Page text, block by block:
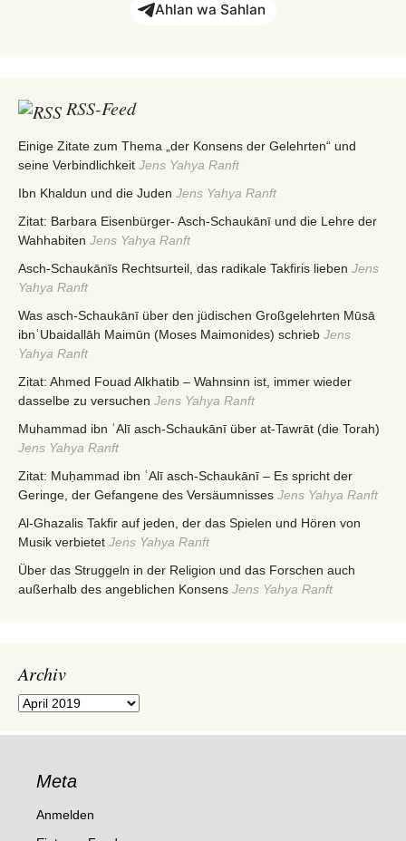
Ahlan wa Sahlan
RSS-Feed
Einige Zitate zum Thema „der Konsens der Gelehrten“ und
seine Verbindlichkeit Jens Yahya Ranft
Ibn Khaldun und die Juden Jens Yahya Ranft
Zitat: Barbara Eisenbürger- Asch-Schaukānī und die Lehre der
Wahhabiten Jens Yahya Ranft
Asch-Schaukānīs Rechtsurteil, das radikale Takfiris lieben Jens
Yahya Ranft
Was asch-Schaukānī über den jüdischen Großgelehrten Mūsā
ibnʿUbaidallāh Maimūn (Moses Maimonides) schrieb Jens
Yahya Ranft
Zitat: Ahmed Fouad Alkhatib – Wahnsinn ist, immer wieder
dasselbe zu versuchen Jens Yahya Ranft
Muhammad ibn ʿAlī asch-Schaukānī über at-Tawrāt (die Torah)
Jens Yahya Ranft
Zitat: Muḥammad ibn ʿAlī asch-Schaukānī – Es spricht der
Geringe, der Gefangene des Versäumnisses Jens Yahya Ranft
Al-Ghazalis Takfir auf jeden, der das Spielen und Hören von
Musik verbietet Jens Yahya Ranft
Über das Struggeln in der Religion und das Forschen auch
außerhalb des angeblichen Konsens Jens Yahya Ranft
Archiv
Archiv
Meta
Anmelden